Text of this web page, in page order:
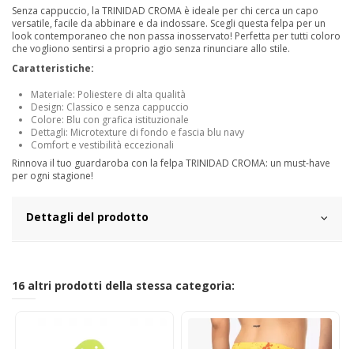
Senza cappuccio, la TRINIDAD CROMA è ideale per chi cerca un capo
versatile, facile da abbinare e da indossare. Scegli questa felpa per un
look contemporaneo che non passa inosservato! Perfetta per tutti coloro
che vogliono sentirsi a proprio agio senza rinunciare allo stile.
Caratteristiche:
Materiale: Poliestere di alta qualità
Design: Classico e senza cappuccio
Colore: Blu con grafica istituzionale
Dettagli: Microtexture di fondo e fascia blu navy
Comfort e vestibilità eccezionali
Rinnova il tuo guardaroba con la felpa TRINIDAD CROMA: un must-have
per ogni stagione!
Dettagli del prodotto
16 altri prodotti della stessa categoria: